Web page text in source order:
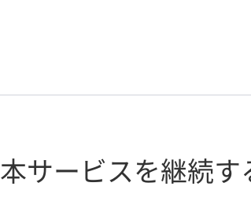
本サービスを継続す